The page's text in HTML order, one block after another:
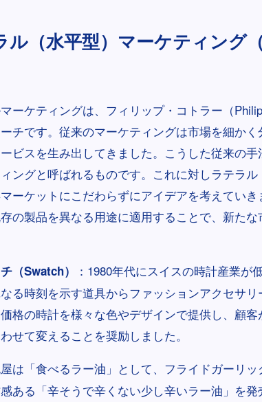
ル（水平型）マーケティング
ーケティングは、フィリップ・コトラー（
チです。従来のマーケティングは市場を細か
ビスを生み出してきました。こうした従来の手
ングと呼ばれるものです。これに対しラテラ
ーケットにこだわらずにアイデアを考えてい
の製品を異なる用途に適用することで、新た
（Swatch）
：1980年代にスイスの時計産業が
る時刻を示す道具からファッションアクセサ
格の時計を様々な色やデザインで提供し、顧客
せて変えることを奨励しました。
屋は「食べるラー油」として、フライドガーリ
ある「辛そうで辛くない少し辛いラー油」を